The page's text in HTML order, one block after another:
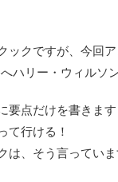
ックですが、今回
ハリー・ウィルソ
要点だけを書きま
て行ける！
は、そう言っていま